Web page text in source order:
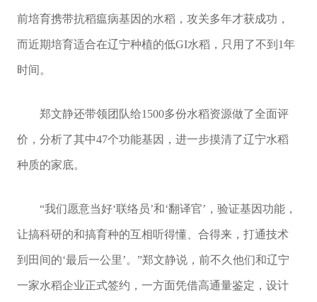
前培育携带抗稻瘟病基因的水稻，攻关多年才获成功，
而近期培育适合在辽宁种植的低GI水稻，只用了不到1年
时间。
郑文静还带领团队给1500多份水稻资源做了全面评
价，分析了其中47个功能基因，进一步摸清了辽宁水稻
种质的家底。
“我们愿意当好‘联络员’和‘翻译官’，验证基因功能，
让搞科研的和搞育种的互相听得懂、合得来，打通技术
到田间的‘最后一公里’。”郑文静说，前不久他们和辽宁
一家水稻企业正式签约，一方面凭借高通量鉴定，设计